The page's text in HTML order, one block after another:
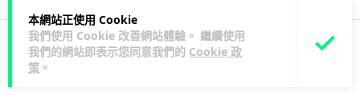
本網站正使用 Cookie
我們使用 Cookie 改善網站體驗。 繼續使用
我們的網站即表示您同意我們的 Cookie 政
策 。
科技娛樂 生活娛樂 城中熱話